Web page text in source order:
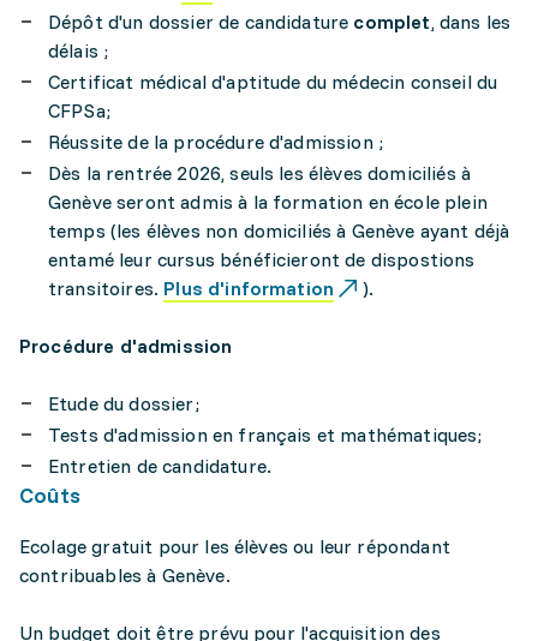
Dépôt d'un dossier de candidature complet, dans les
délais ;
Certificat médical d'aptitude du médecin conseil du
CFPSa;
Réussite de la procédure d'admission ;
Dès la rentrée 2026, seuls les élèves domiciliés à
Genève seront admis à la formation en école plein
temps (les élèves non domiciliés à Genève ayant déjà
entamé leur cursus bénéficieront de dispostions
transitoires. Plus d'information ).
Procédure d'admission
Etude du dossier;
Tests d'admission en français et mathématiques;
Entretien de candidature.
Coûts
Ecolage gratuit pour les élèves ou leur répondant
contribuables à Genève.
Un budget doit être prévu pour l'acquisition des